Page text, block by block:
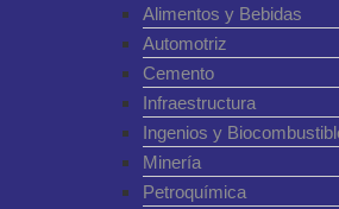
Alimentos y Bebidas
Automotriz
Cemento
Infraestructura
Ingenios y
Minería
Petroquímica